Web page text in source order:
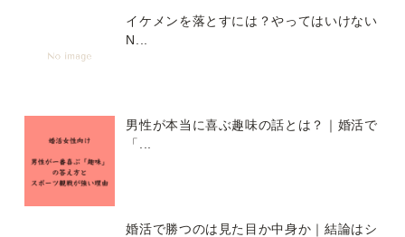
イケメンを落とすには？やってはいけない
N...
男性が本当に喜ぶ趣味の話とは？｜婚活で
「...
婚活で勝つのは見た目か中身か｜結論はシ